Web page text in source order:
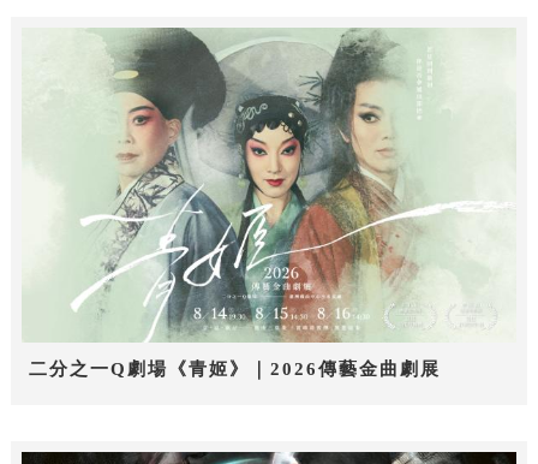
二分之一Q劇場《青姬》｜2026傳藝金曲劇展